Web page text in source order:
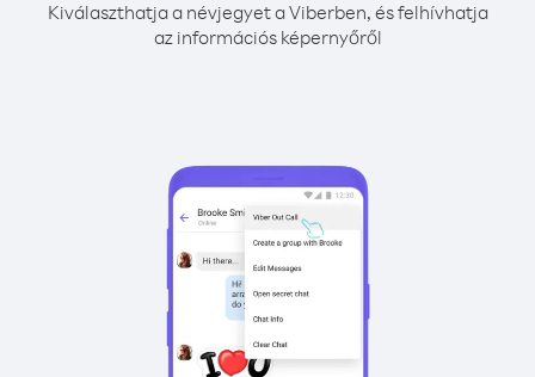
Kiválaszthatja a névjegyet a Viberben, és felhívhatja
az információs képernyőről